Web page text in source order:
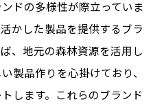
実現する国産家具の選び
マッチする家具コーディ
ドの多様性が際立っていま
かした製品を提供するブラ
、地元の森林資源を活用し
製品作りを心掛けており、
します。これらのブランド